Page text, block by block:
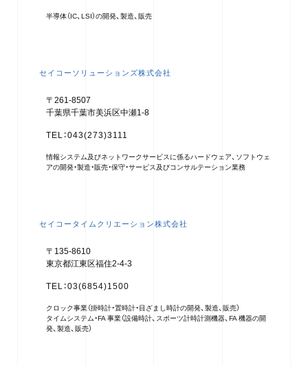
半導体（IC、LSI）の開発、製造、販売
セイコーソリューションズ株式会社
〒261-8507
千葉県千葉市美浜区中瀬1-8
TEL：043(273)3111
情報システム及びネットワークサービスに係るハードウェア、ソフトウェ
アの開発・製造・販売・保守・サービス及びコンサルテーション業務
セイコータイムクリエーション株式会社
〒135-8610
東京都江東区福住2-4-3
TEL：03(6854)1500
クロック事業（掛時計・置時計・目ざまし時計の開発、製造、販売）
タイムシステム・FA 事業（設備時計、スポーツ計時計測機器、FA 機器の開
発、製造、販売）